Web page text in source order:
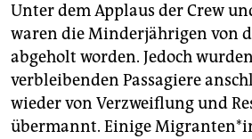
Unter dem Applaus der Crew
waren die Minderjährigen von
abgeholt worden. Jedoch
verbleibenden Passagiere
wieder von Verzweiflung und
übermannt. Einige